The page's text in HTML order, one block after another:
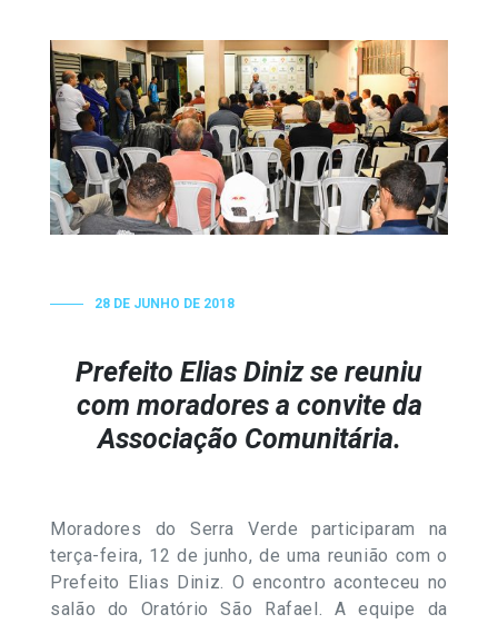
28 DE JUNHO DE 2018
Prefeito Elias Diniz se reuniu
com moradores a convite da
Associação Comunitária.
Moradores do Serra Verde participaram na
terça-feira, 12 de junho, de uma reunião com o
Prefeito Elias Diniz. O encontro aconteceu no
salão do Oratório São Rafael. A equipe da